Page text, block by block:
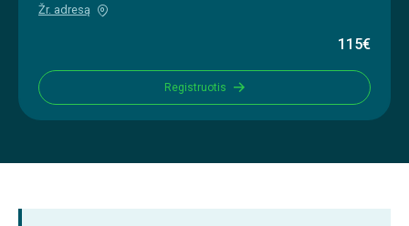
Žr. adresą
115€
Registruotis